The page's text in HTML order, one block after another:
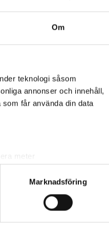
Om
teknologi såsom
annonser och innehåll,
får använda din data
. Du kan ändra
Vissa kakor är
Marknadsföring